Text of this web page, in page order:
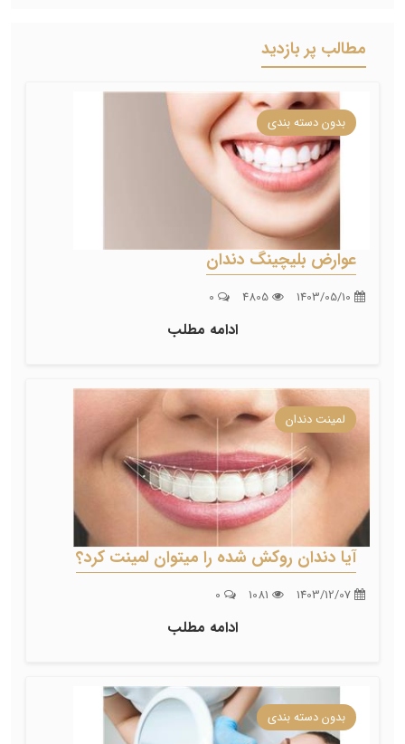
مطالب پر بازدید
بدون دسته بندی
عوارض بلیچینگ دندان
ادامه مطلب
لمینت دندان
آیا دندان روکش شده را میتوان لمینت کرد؟
ادامه مطلب
بدون دسته بندی